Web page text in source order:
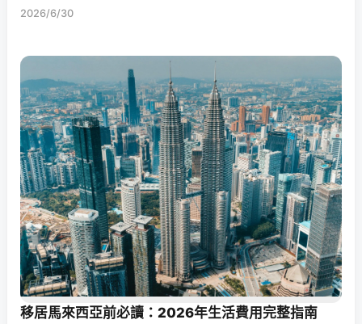
2026/6/30
移居馬來西亞前必讀：2026年生活費用完整指南